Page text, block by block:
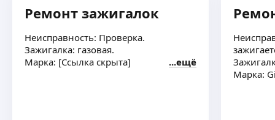
Ремонт зажигалок
Неисправность: Проверка.
Зажигалка: газовая.
Марка: [Ссылка скрыта]
ещё
Марка: